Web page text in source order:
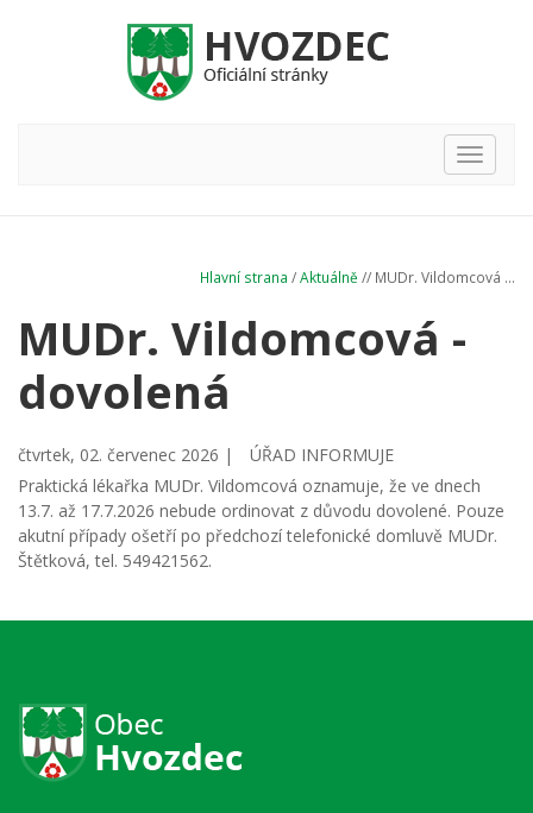
Hlavní
nabídka
Hlavní strana /Aktuálně // MUDr. Vildomcová ...
MUDr. Vildomcová -
dovolená
čtvrtek, 02. červenec 2026 |
ÚŘAD INFORMUJE
Praktická lékařka MUDr. Vildomcová oznamuje, že ve dnech
13.7. až 17.7.2026 nebude ordinovat z důvodu dovolené. Pouze
akutní případy ošetří po předchozí telefonické domluvě MUDr.
Štětková, tel. 549421562.